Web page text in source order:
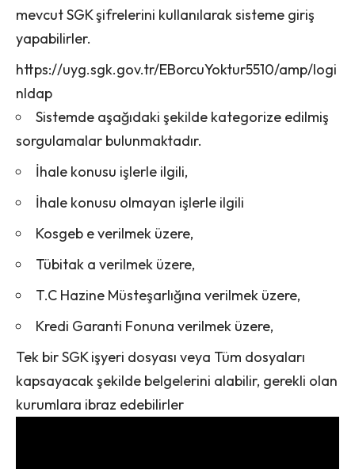
mevcut SGK şifrelerini kullanılarak sisteme giriş
yapabilirler.
https://uyg.sgk.gov.tr/EBorcuYoktur5510/amp/logi
nldap
Sistemde aşağıdaki şekilde kategorize edilmiş
sorgulamalar bulunmaktadır.
İhale konusu işlerle ilgili,
İhale konusu olmayan işlerle ilgili
Kosgeb e verilmek üzere,
Tübitak a verilmek üzere,
T.C Hazine Müsteşarlığına verilmek üzere,
Kredi Garanti Fonuna verilmek üzere,
Tek bir SGK işyeri dosyası veya Tüm dosyaları
kapsayacak şekilde belgelerini alabilir, gerekli olan
kurumlara ibraz edebilirler